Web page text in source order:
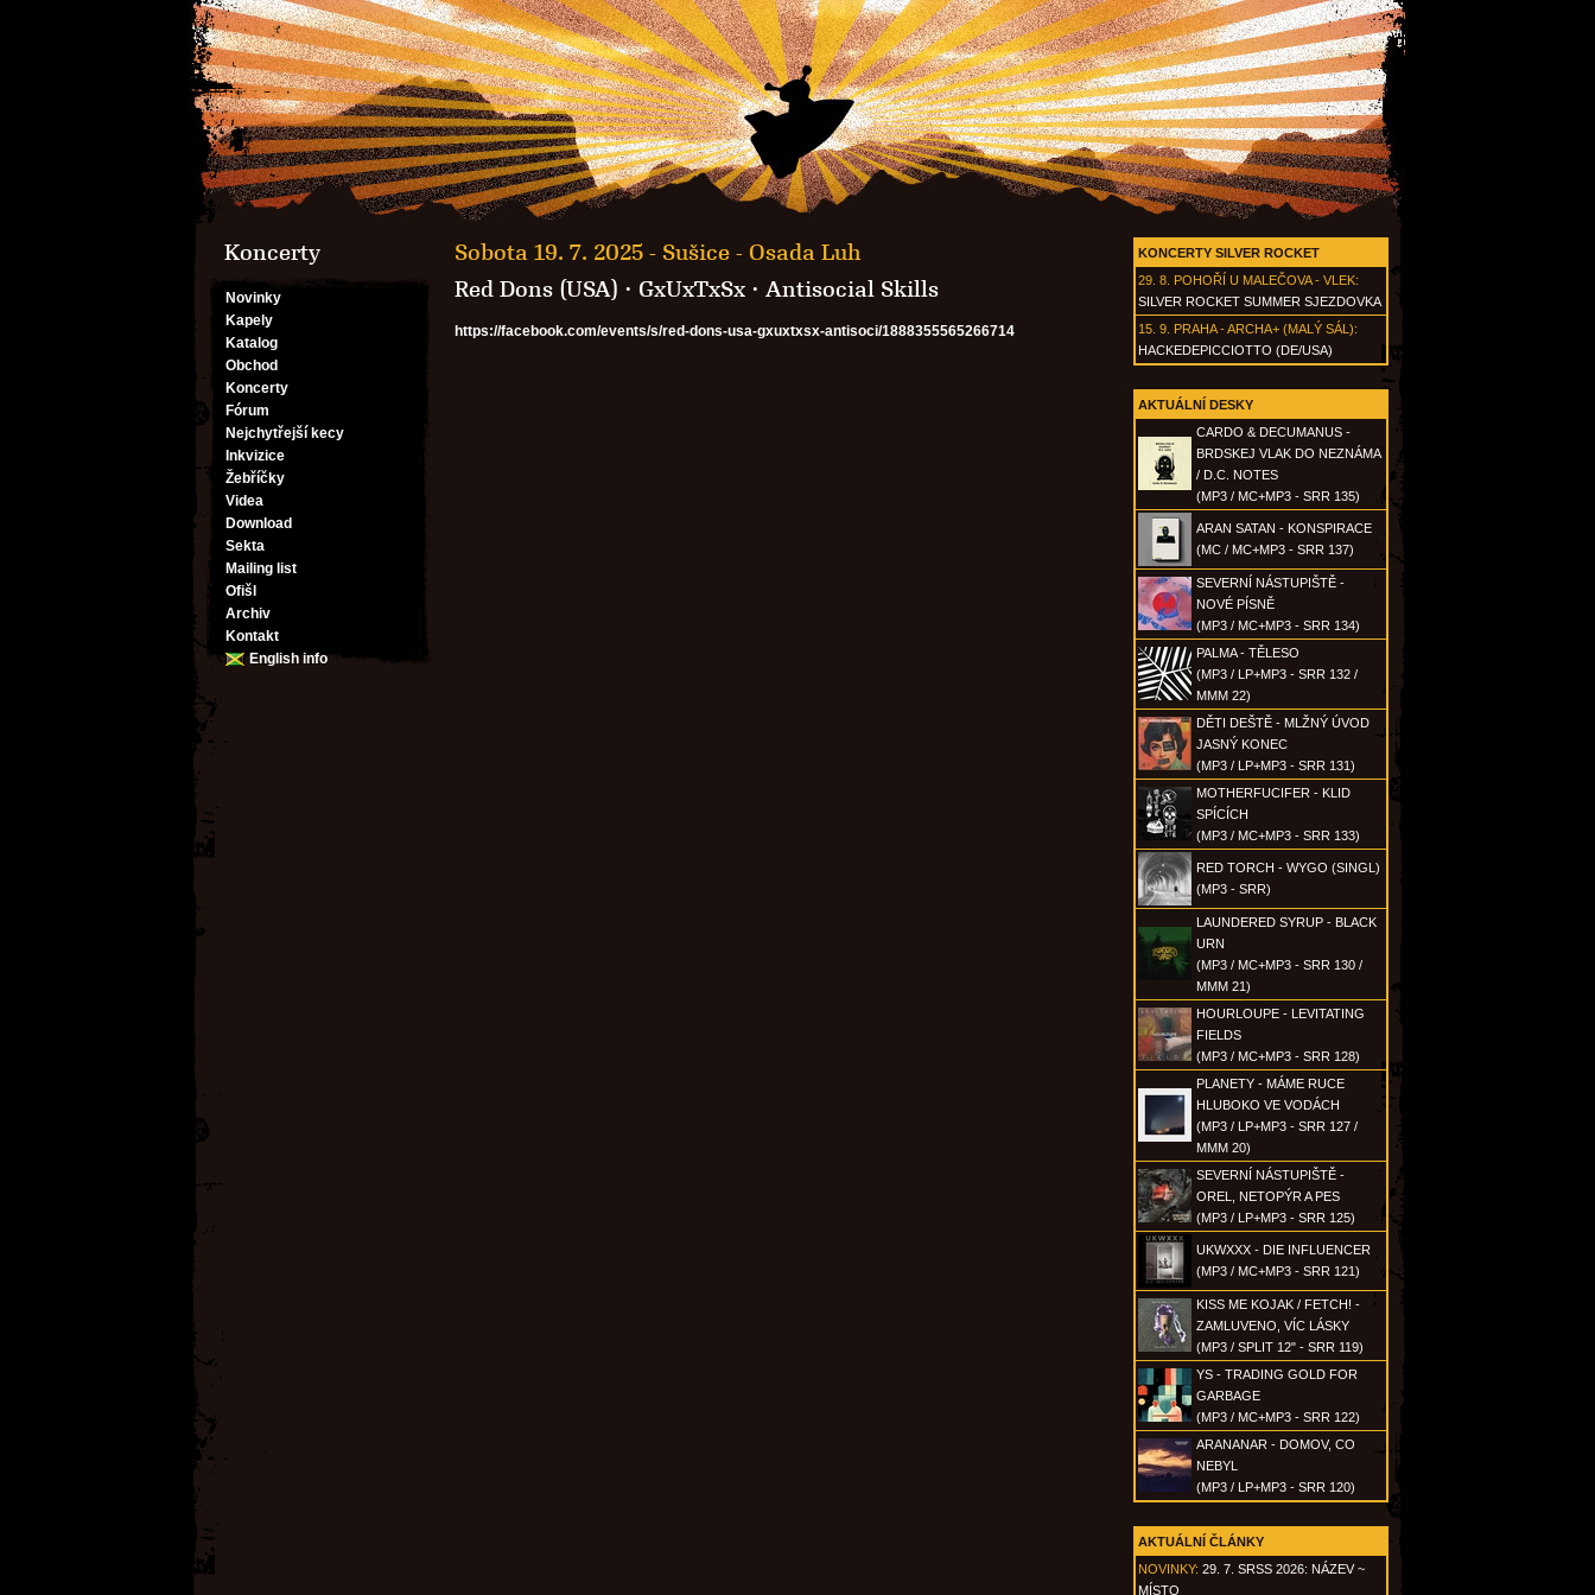
Koncerty
Novinky
Kapely
Katalog
Obchod
Koncerty
Fórum
Nejchytřejší kecy
Inkvizice
Žebříčky
Videa
Download
Sekta
Mailing list
Ofišl
Archiv
Kontakt
English info
KONCERTY SILVER ROCKET
29. 8. POHOŘÍ U MALEČOVA - VLEK:
SILVER ROCKET SUMMER SJEZDOVKA
15. 9. PRAHA - ARCHA+ (MALÝ SÁL):
HACKEDEPICCIOTTO (DE/USA)
AKTUÁLNÍ DESKY
CARDO & DECUMANUS -
BRDSKEJ VLAK DO NEZNÁMA
/ D.C. NOTES
(MP3 / MC+MP3 - SRR 135)
ARAN SATAN - KONSPIRACE
(MC / MC+MP3 - SRR 137)
SEVERNÍ NÁSTUPIŠTĚ -
NOVÉ PÍSNĚ
(MP3 / MC+MP3 - SRR 134)
PALMA - TĚLESO
(MP3 / LP+MP3 - SRR 132 /
MMM 22)
DĚTI DEŠTĚ - MLŽNÝ ÚVOD
JASNÝ KONEC
(MP3 / LP+MP3 - SRR 131)
MOTHERFUCIFER - KLID
SPÍCÍCH
(MP3 / MC+MP3 - SRR 133)
RED TORCH - WYGO (SINGL)
(MP3 - SRR)
LAUNDERED SYRUP - BLACK
URN
(MP3 / MC+MP3 - SRR 130 /
MMM 21)
HOURLOUPE - LEVITATING
FIELDS
(MP3 / MC+MP3 - SRR 128)
PLANETY - MÁME RUCE
HLUBOKO VE VODÁCH
(MP3 / LP+MP3 - SRR 127 /
MMM 20)
SEVERNÍ NÁSTUPIŠTĚ -
OREL, NETOPÝR A PES
(MP3 / LP+MP3 - SRR 125)
UKWXXX - DIE INFLUENCER
(MP3 / MC+MP3 - SRR 121)
KISS ME KOJAK / FETCH! -
ZAMLUVENO, VÍC LÁSKY
(MP3 / SPLIT 12" - SRR 119)
YS - TRADING GOLD FOR
GARBAGE
(MP3 / MC+MP3 - SRR 122)
ARANANAR - DOMOV, CO
NEBYL
(MP3 / LP+MP3 - SRR 120)
AKTUÁLNÍ ČLÁNKY
NOVINKY: 29. 7. SRSS 2026: NÁZEV ~
MÍSTO
Sobota 19. 7. 2025 - Sušice - Osada Luh
Red Dons (USA) · GxUxTxSx · Antisocial Skills
https://facebook.com/events/s/red-dons-usa-gxuxtxsx-antisoci/1888355565266714